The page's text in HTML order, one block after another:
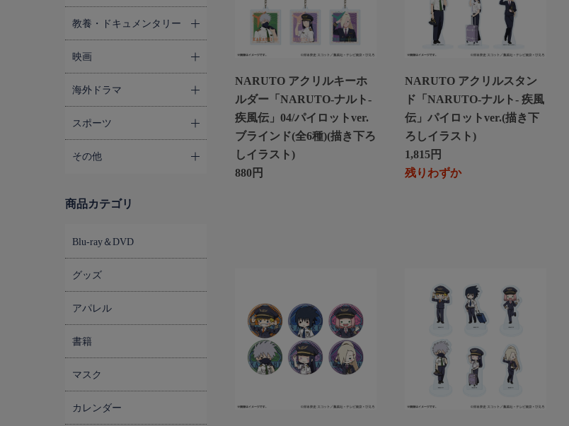
教養・ドキュメンタリー
映画
海外ドラマ
スポーツ
その他
商品カテゴリ
Blu-ray＆DVD
グッズ
アパレル
書籍
マスク
カレンダー
NARUTO アクリルキーホ
ルダー「NARUTO-ナルト-
疾風伝」04/パイロットver.
ブラインド(全6種)(描き下ろ
しイラスト)
880円
NARUTO アクリルスタン
ド「NARUTO-ナルト- 疾風
伝」パイロットver.(描き下
ろしイラスト)
1,815円
残りわずか